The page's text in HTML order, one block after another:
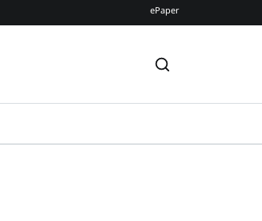
ePaper